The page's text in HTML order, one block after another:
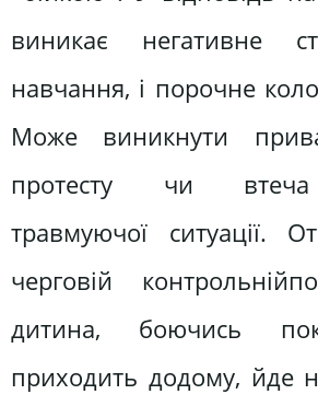
виникає негативне
навчання, і порочне
Може виникнути
протесту чи втеча
травмуючої ситуації.
черговій
дитина, боючись
приходить додому, йде